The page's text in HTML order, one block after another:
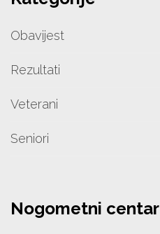
Obavijest
Rezultati
Veterani
Seniori
Nogometni centar